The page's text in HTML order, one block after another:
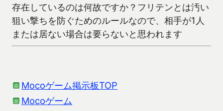
存在しているのは何故ですか？フリテンとは汚い
狙い撃ちを防ぐためのルールなので、相手が1人
または居ない場合は要らないと思われます
Mocoゲーム掲示板TOP
Mocoゲーム